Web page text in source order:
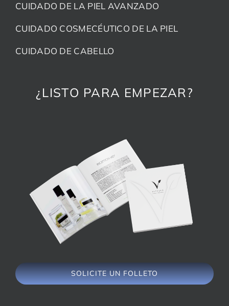
CUIDADO DE LA PIEL AVANZADO
CUIDADO COSMECÉUTICO DE LA PIEL
CUIDADO DE CABELLO
¿LISTO PARA EMPEZAR?
SOLICITE UN FOLLETO